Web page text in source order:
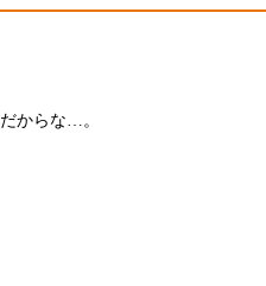
からな…。